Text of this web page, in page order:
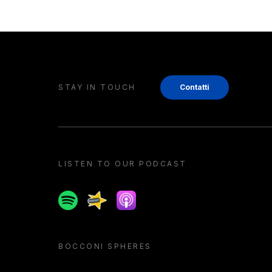
STAY IN TOUCH Contatti
LISTEN TO OUR PODCAST
SpotifySpreakerApple podcast
BOCCONI SPHERES